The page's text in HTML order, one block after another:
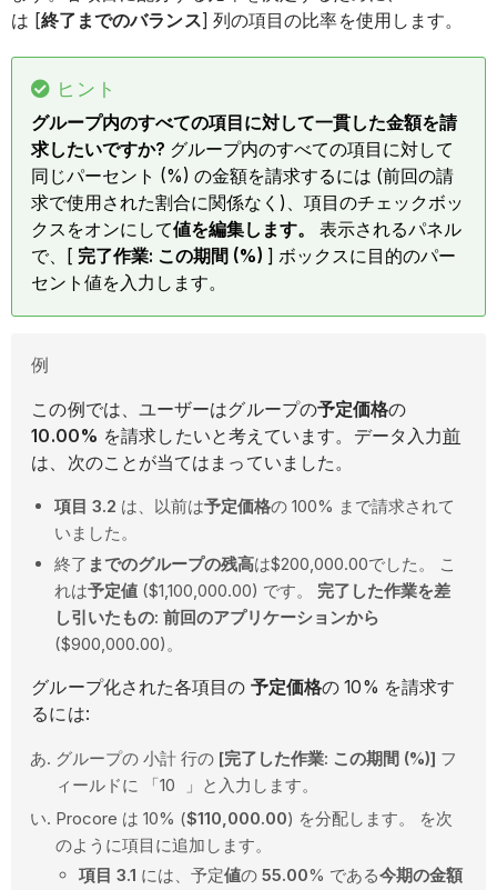
は [終了までのバランス] 列の項目の比率を使用します。
ヒント
グループ内のすべての項目に対して一貫した金額を請
求したいですか? グループ内のすべての項目に対して
同じパーセント (%) の金額を請求するには (前回の請
求で使用された割合に関係なく)、項目のチェックボッ
クスをオンにして値を編集します。表示されるパネル
で、[ 完了作業: この期間 (%) ] ボックスに目的のパー
セント値を入力します。
例
この例では、ユーザーはグループの予定価格の
10.00% を請求したいと考えています。データ入力前
は、次のことが当てはまっていました。
項目 3.2 は、以前は予定価格の 100% まで請求されて
いました。
終了 までのグループの残高は$200,000.00でした。 こ
れは予定値 ($1,100,000.00) です。 完了した作業を差
し引いたもの: 前回のアプリケーションから
($900,000.00)。
グループ化された各項目の 予定価格の 10% を請求す
るには:
グループの 小計 行の [完了した作業: この期間 (%)] フ
ィールドに 「10 」と入力します。
Procore は 10% ($110,000.00) を分配します。 を次
のように項目に追加します。
項目 3.1 には、予定値の55.00% である今期の金額